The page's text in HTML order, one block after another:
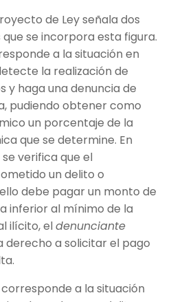
de Ley señala dos
se incorpora esta figura.
a la situación en
la realización de
y haga una denuncia de
pudiendo obtener como
un porcentaje de la
que se determine. En
verifica que el
un delito o
debe pagar un monto de
inferior al mínimo de la
ilícito, eldenunciante
derecho a solicitar el pago
a la situación